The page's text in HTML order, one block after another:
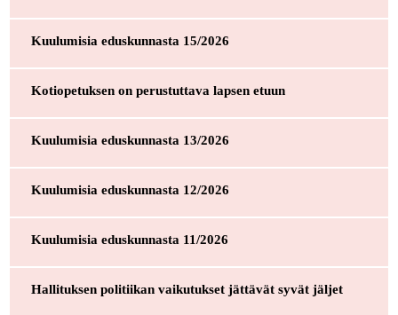
Kuulumisia eduskunnasta 15/2026
Kotiopetuksen on perustuttava lapsen etuun
Kuulumisia eduskunnasta 13/2026
Kuulumisia eduskunnasta 12/2026
Kuulumisia eduskunnasta 11/2026
Hallituksen politiikan vaikutukset jättävät syvät jäljet